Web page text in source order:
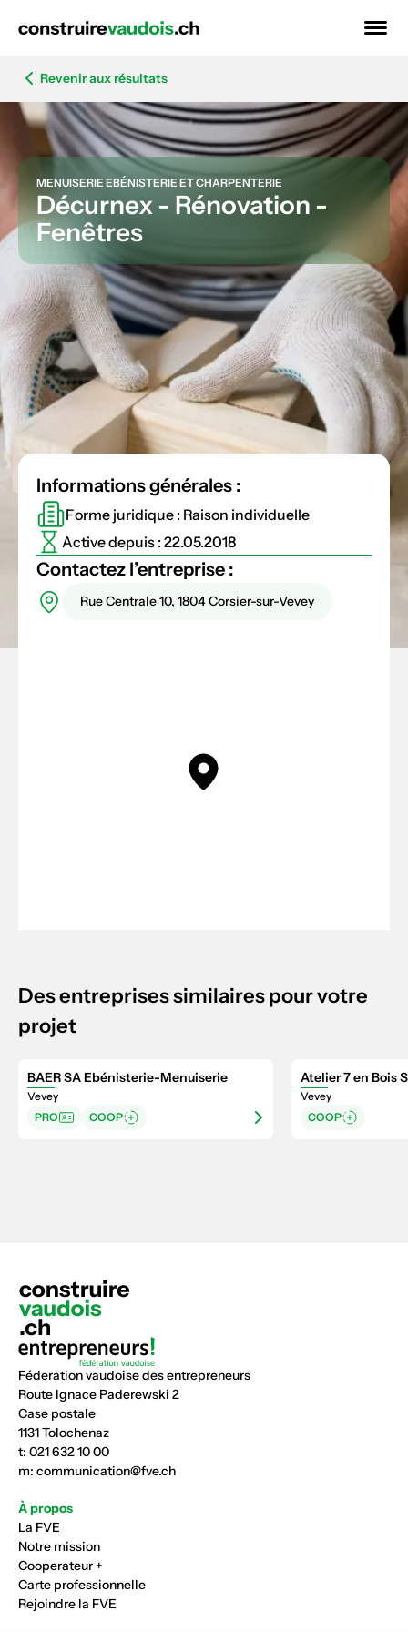
Revenir aux résultats
MENUISERIE EBÉNISTERIE ET CHARPENTERIE
Décurnex - Rénovation -
Fenêtres
Informations générales :
Forme juridique : Raison individuelle
Active depuis : 22.05.2018
Contactez l’entreprise :
Rue Centrale 10, 1804 Corsier-sur-Vevey
Des entreprises similaires pour votre
projet
BAER SA Ebénisterie-Menuiserie
Vevey
PRO
COOP
Atelier 7 en Bois
Vevey
COOP
Féderation vaudoise des entrepreneurs
Route Ignace Paderewski 2
Case postale
1131 Tolochenaz
t: 021 632 10 00
m: communication@fve.ch
À propos
La FVE
Notre mission
Cooperateur +
Carte professionnelle
Rejoindre la FVE